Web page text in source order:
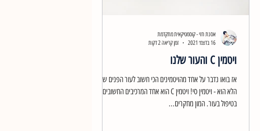
ויטמין C והעור שלנו
אז בואו נדבר על אחד מהויטמינים הכי חשוב לעור הפנים שלנו!
הלא הוא - ויטמין סי! ויטמין C הוא אחד המרכיבים החשובים
בטיפול בעור. המון מחקרים...
אסנת חזי - קוסמטיקאית מתקדמת
16 בדצמ׳ 2021
זמן קריאה 2 דקות